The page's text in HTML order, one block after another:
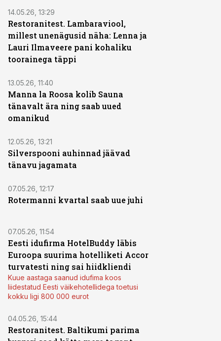
14.05.26, 13:29
Restoranitest. Lambaraviool,
millest unenägusid näha: Lenna ja
Lauri Ilmaveere pani kohaliku
toorainega täppi
13.05.26, 11:40
Manna la Roosa kolib Sauna
tänavalt ära ning saab uued
omanikud
12.05.26, 13:21
Silverspooni auhinnad jäävad
tänavu jagamata
07.05.26, 12:17
Rotermanni kvartal saab uue juhi
07.05.26, 11:54
Eesti idufirma HotelBuddy läbis
Euroopa suurima hotelliketi Accor
turvatesti ning sai hiidkliendi
Kuue aastaga saanud idufima koos
liidestatud Eesti väikehotellidega toetusi
kokku ligi 800 000 eurot
04.05.26, 15:44
Restoranitest. Baltikumi parima